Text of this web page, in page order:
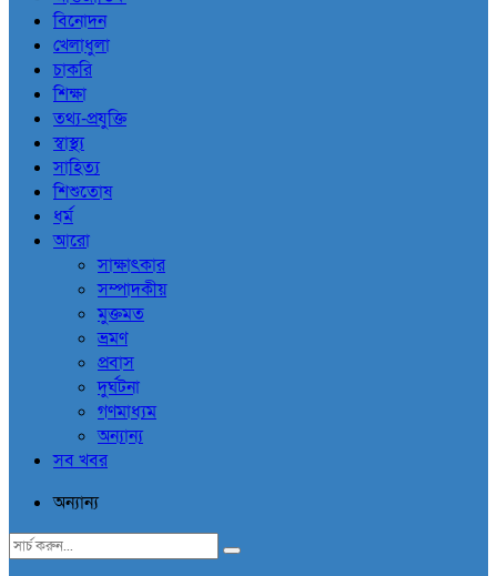
বিনোদন
খেলাধুলা
চাকরি
শিক্ষা
তথ্য-প্রযুক্তি
স্বাস্থ্য
সাহিত্য
শিশুতোষ
ধর্ম
আরো
সাক্ষাৎকার
সম্পাদকীয়
মুক্তমত
ভ্রমণ
প্রবাস
দুর্ঘটনা
গণমাধ্যম
অন্যান্য
সব খবর
অন্যান্য